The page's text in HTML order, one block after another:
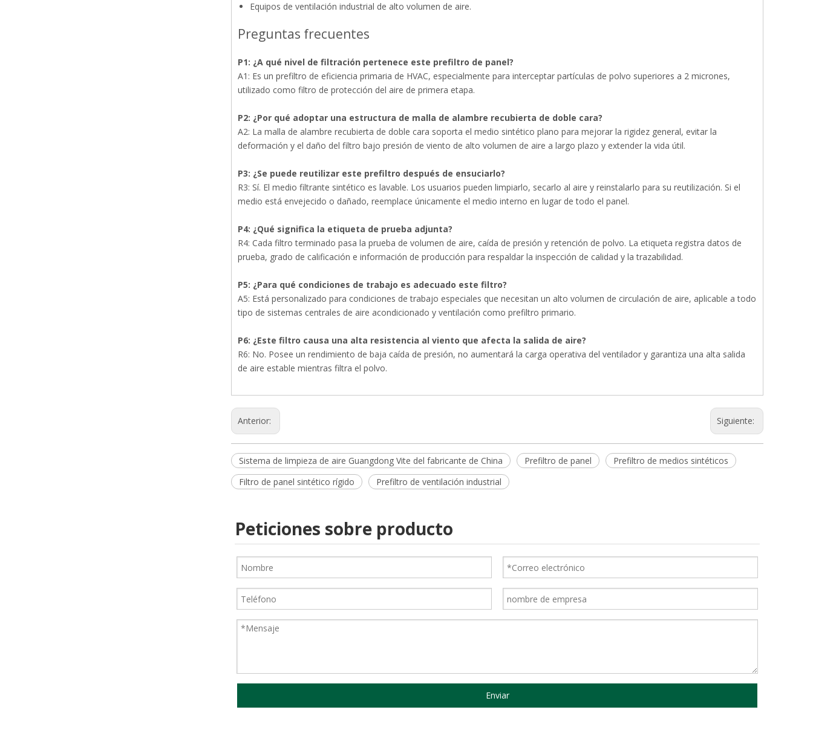
Equipos de ventilación industrial de alto volumen de aire.
Preguntas frecuentes
P1: ¿A qué nivel de filtración pertenece este prefiltro de panel?
A1: Es un prefiltro de eficiencia primaria de HVAC, especialmente para interceptar partículas de polvo superiores a 2 micrones,
utilizado como filtro de protección del aire de primera etapa.
P2: ¿Por qué adoptar una estructura de malla de alambre recubierta de doble cara?
A2: La malla de alambre recubierta de doble cara soporta el medio sintético plano para mejorar la rigidez general, evitar la
deformación y el daño del filtro bajo presión de viento de alto volumen de aire a largo plazo y extender la vida útil.
P3: ¿Se puede reutilizar este prefiltro después de ensuciarlo?
R3: Sí. El medio filtrante sintético es lavable. Los usuarios pueden limpiarlo, secarlo al aire y reinstalarlo para su reutilización. Si el
medio está envejecido o dañado, reemplace únicamente el medio interno en lugar de todo el panel.
P4: ¿Qué significa la etiqueta de prueba adjunta?
R4: Cada filtro terminado pasa la prueba de volumen de aire, caída de presión y retención de polvo. La etiqueta registra datos de
prueba, grado de calificación e información de producción para respaldar la inspección de calidad y la trazabilidad.
P5: ¿Para qué condiciones de trabajo es adecuado este filtro?
A5: Está personalizado para condiciones de trabajo especiales que necesitan un alto volumen de circulación de aire, aplicable a todo
tipo de sistemas centrales de aire acondicionado y ventilación como prefiltro primario.
P6: ¿Este filtro causa una alta resistencia al viento que afecta la salida de aire?
R6: No. Posee un rendimiento de baja caída de presión, no aumentará la carga operativa del ventilador y garantiza una alta salida
de aire estable mientras filtra el polvo.
Anterior: Siguiente:
Sistema de limpieza de aire Guangdong Vite del fabricante de China Prefiltro de panel
Prefiltro de medios sintéticos
Filtro de panel sintético rígido
Prefiltro de ventilación industrial
Peticiones sobre producto
Enviar